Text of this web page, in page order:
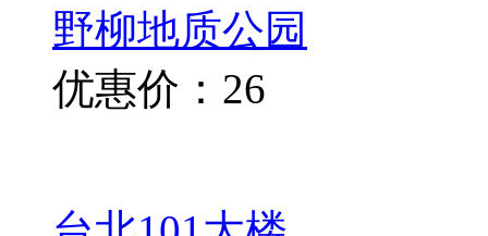
野柳地质公园
优惠价：26